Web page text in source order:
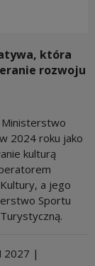
która
rozwoju
Ministerstwo
2024 roku jako
kulturą
a jego
Sportu
2027 |